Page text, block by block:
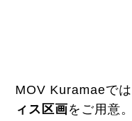
MOV Kuramaeでは
ィス区画をご用意。